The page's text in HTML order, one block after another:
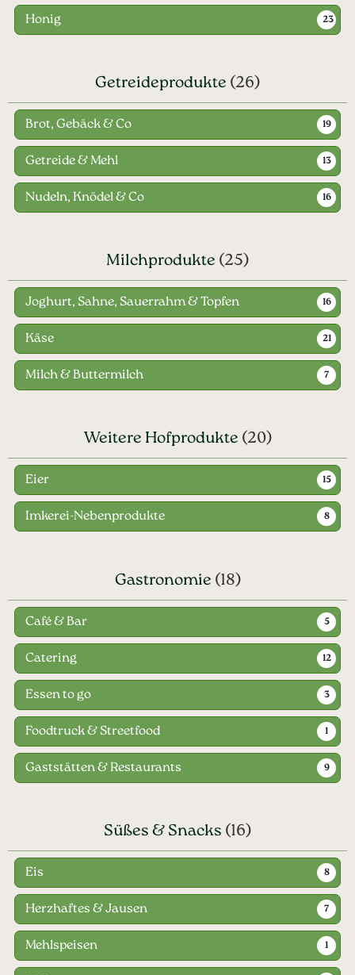
Honig 23
Getreideprodukte (26)
Brot, Gebäck & Co 19
Getreide & Mehl 13
Nudeln, Knödel & Co 16
Milchprodukte (25)
Joghurt, Sahne, Sauerrahm & Topfen 16
Käse 21
Milch & Buttermilch 7
Weitere Hofprodukte (20)
Eier 15
Imkerei-Nebenprodukte 8
Gastronomie (18)
Café & Bar 5
Catering 12
Essen to go 3
Foodtruck & Streetfood 1
Gaststätten & Restaurants 9
Süßes & Snacks (16)
Eis 8
Herzhaftes & Jausen 7
Mehlspeisen 1